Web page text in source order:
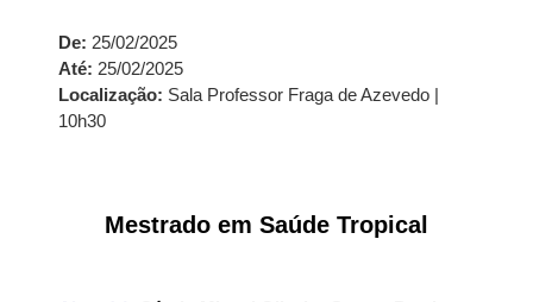
De: 25/02/2025
Até: 25/02/2025
Localização: Sala Professor Fraga de Azevedo |
10h30
Mestrado em Saúde Tropical